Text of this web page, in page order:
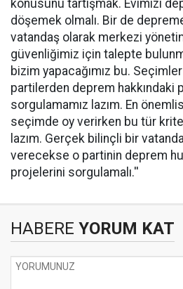
konusunu tartışmak. Evimizi
döşemek olmalı. Bir de
vatandaş olarak merkezi
güvenliğimiz için talepte
bizim yapacağımız bu.
partilerden deprem hakkındaki
sorgulamamız lazım. En
seçimde oy verirken bu tür
lazım. Gerçek bilinçli bir
verecekse o partinin deprem
projelerini sorgulamalı.''
HABERE YORUM KAT